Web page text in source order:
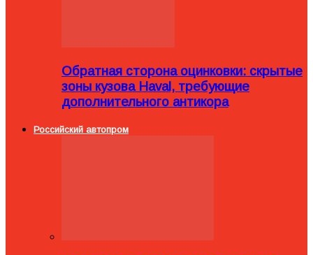
Обратная сторона оцинковки: скрытые
зоны кузова Haval, требующие
дополнительного антикора
Российский автопром